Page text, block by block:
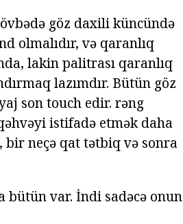
göz daxili küncündə
olmalıdır, və qaranlıq
lakin palitrası qaranlıq
lazımdır. Bütün göz
son touch edir. rəng
istifadə etmək daha
bir neçə qat tətbiq və sonra
bütün var. İndi sadəcə onun